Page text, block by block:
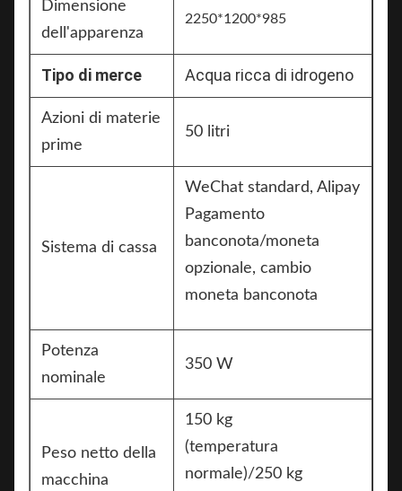
Dimensione
dell'apparenza
2250*1200*985
Tipo di merce Acqua ricca di idrogeno
Azioni di materie
prime
50 litri
Sistema di cassa
WeChat standard, Alipay
Pagamento
banconota/moneta
opzionale, cambio
moneta banconota
Potenza
nominale
350 W
Peso netto della
macchina
150 kg
(temperatura
normale)/250 kg